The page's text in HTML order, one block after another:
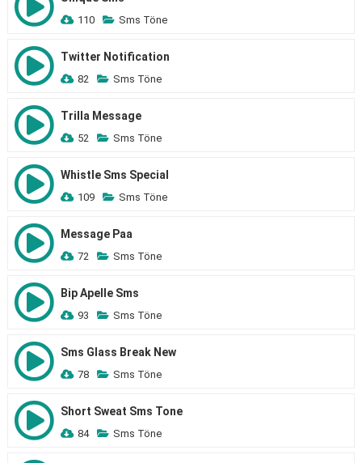
110 Sms Töne
Twitter Notification
82 Sms Töne
Trilla Message
52 Sms Töne
Whistle Sms Special
109 Sms Töne
Message Paa
72 Sms Töne
Bip Apelle Sms
93 Sms Töne
Sms Glass Break New
78 Sms Töne
Short Sweat Sms Tone
84 Sms Töne